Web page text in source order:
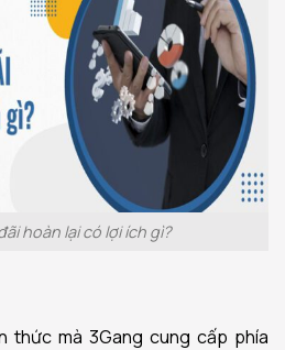
hoàn lại có lợi ích gì?
thức mà 3Gang cung cấp phía